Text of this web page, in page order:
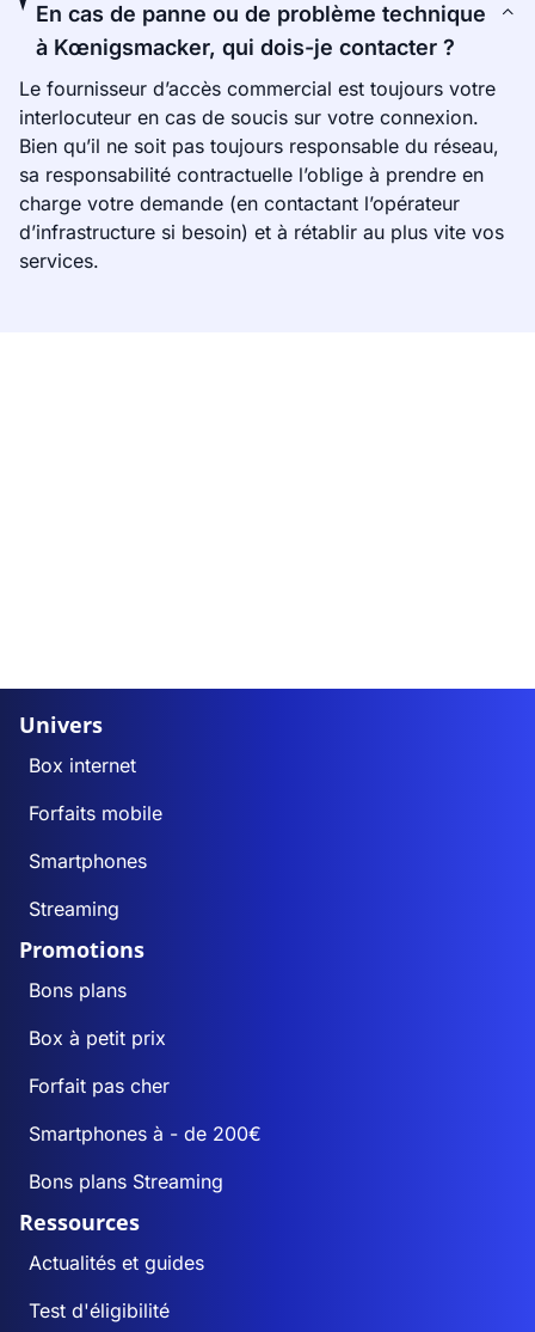
En cas de panne ou de problème technique
à Kœnigsmacker, qui dois-je contacter ?
Le fournisseur d’accès commercial est toujours votre
interlocuteur en cas de soucis sur votre connexion.
Bien qu’il ne soit pas toujours responsable du réseau,
sa responsabilité contractuelle l’oblige à prendre en
charge votre demande (en contactant l’opérateur
d’infrastructure si besoin) et à rétablir au plus vite vos
services.
Univers
Box internet
Forfaits mobile
Smartphones
Streaming
Promotions
Bons plans
Box à petit prix
Forfait pas cher
Smartphones à - de 200€
Bons plans Streaming
Ressources
Actualités et guides
Test d'éligibilité